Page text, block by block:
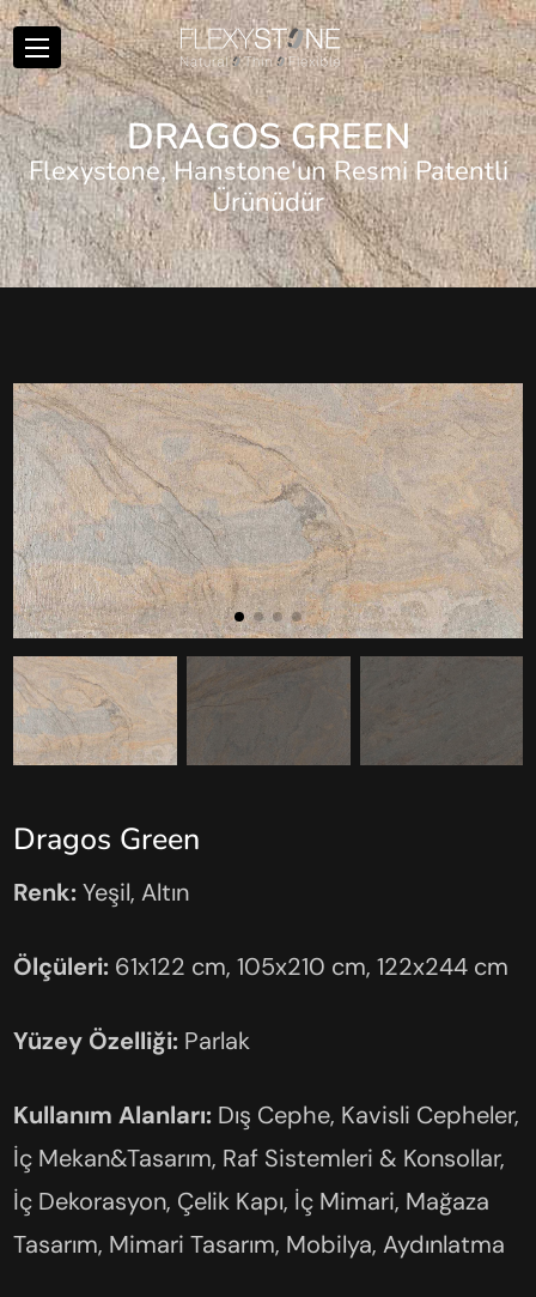
DRAGOSGREEN
Flexystone, Hanstone'un Resmi Patentli
Ürünüdür
Dragos Green
Renk:Yeşil, Altın
Ölçüleri: 61x122 cm, 105x210 cm, 122x244 cm
Yüzey Özelliği: Parlak
Kullanım Alanları: Dış Cephe, Kavisli Cepheler,
İç Mekan&Tasarım, Raf Sistemleri & Konsollar,
İç Dekorasyon, Çelik Kapı, İç Mimari, Mağaza
Tasarım, Mimari Tasarım, Mobilya, Aydınlatma